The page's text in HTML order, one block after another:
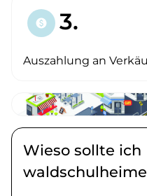
paid 3.
Auszahlung an
Wieso sollte ich